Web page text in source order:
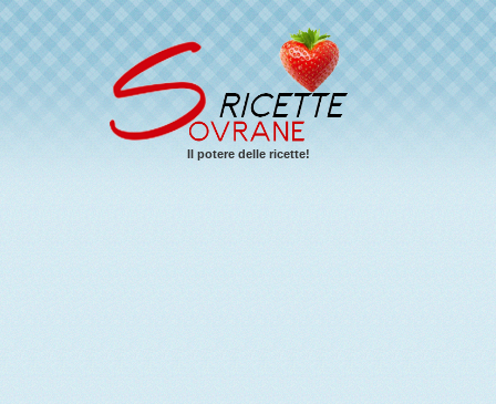
Il potere delle ricette!